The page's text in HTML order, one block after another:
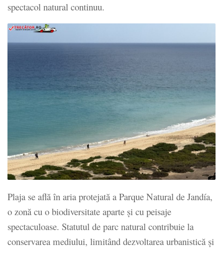
spectacol natural continuu.
Plaja se află în aria protejată a Parque Natural de Jandía,
o zonă cu o biodiversitate aparte și cu peisaje
spectaculoase. Statutul de parc natural contribuie la
conservarea mediului, limitând dezvoltarea urbanistică și